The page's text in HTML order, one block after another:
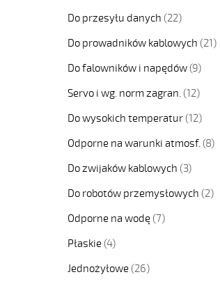
Do przesyłu danych (22)
Do prowadników kablowych (21)
Do falowników i napędów (9)
Servo i wg. norm zagran. (12)
Do wysokich temperatur (12)
Odporne na warunki atmosf. (8)
Do zwijaków kablowych (3)
Do robotów przemysłowych (2)
Odporne na wodę (7)
Płaskie (4)
Jednożyłowe (26)